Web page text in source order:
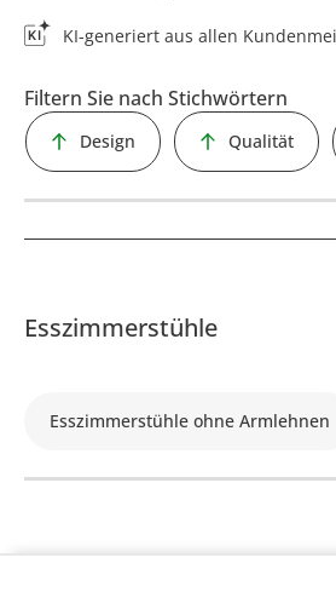
KI-generiert aus allen
Filtern Sie nach Stichwörtern
Design Qualität
Esszimmerstühle
Esszimmerstühle ohne Armlehnen